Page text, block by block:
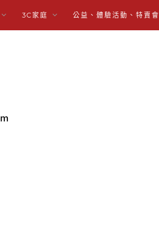
3C家庭 公益、體驗活動、特賣會